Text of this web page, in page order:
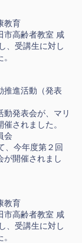
教育
高齢者教室 咸
、受講生に対し
進活動（発表
発表会が、マリ
されました。
会
、今年度第２回
が開催されまし
教育
高齢者教室 咸
、受講生に対し